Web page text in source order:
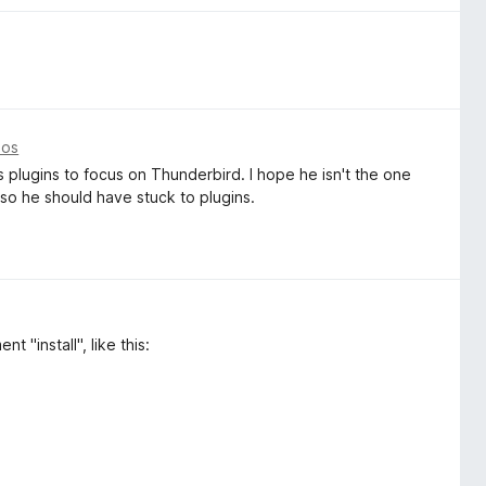
to focus on Thunderbird. I hope he isn't the one
he should have stuck to plugins.
"install", like this: